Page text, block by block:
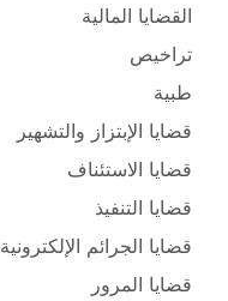
القضايا المالية
تراخيص
طبية
قضايا الإبتزاز والتشهير
قضايا الاستئناف
قضايا التنفيذ
قضايا الجرائم الإلكترونية
قضايا المرور